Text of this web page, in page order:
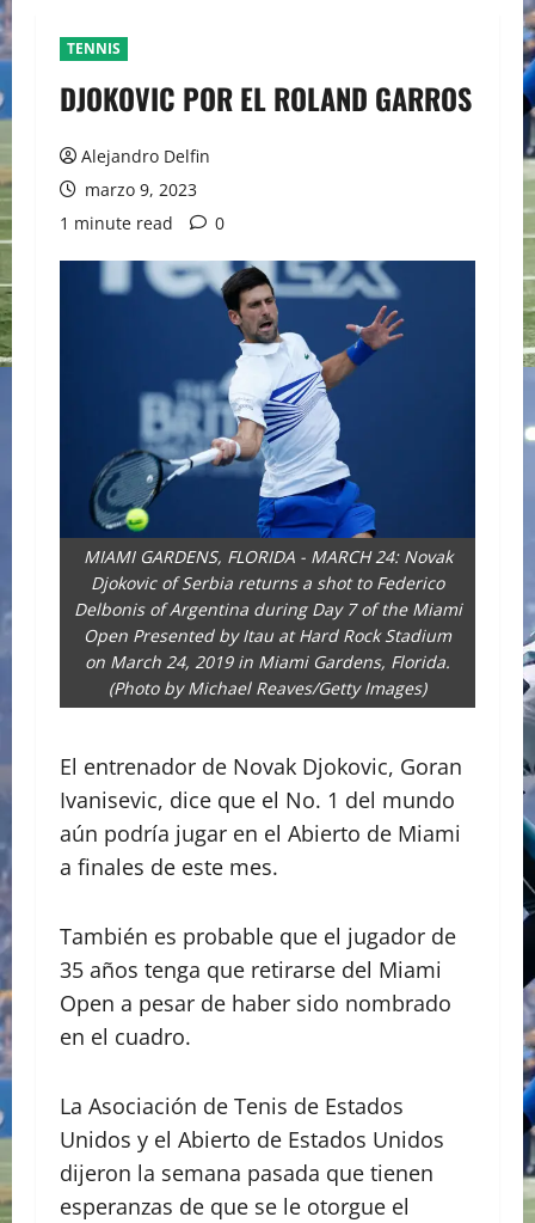
TENNIS
DJOKOVIC POR EL ROLAND GARROS
Alejandro Delfin
marzo 9, 2023
1 minute read
0
MIAMI GARDENS, FLORIDA - MARCH 24: Novak
Djokovic of Serbia returns a shot to Federico
Delbonis of Argentina during Day 7 of the Miami
Open Presented by Itau at Hard Rock Stadium
on March 24, 2019 in Miami Gardens, Florida.
(Photo by Michael Reaves/Getty Images)
El entrenador de Novak Djokovic, Goran
Ivanisevic, dice que el No. 1 del mundo
aún podría jugar en el Abierto de Miami
a finales de este mes.
También es probable que el jugador de
35 años tenga que retirarse del Miami
Open a pesar de haber sido nombrado
en el cuadro.
La Asociación de Tenis de Estados
Unidos y el Abierto de Estados Unidos
dijeron la semana pasada que tienen
esperanzas de que se le otorgue el